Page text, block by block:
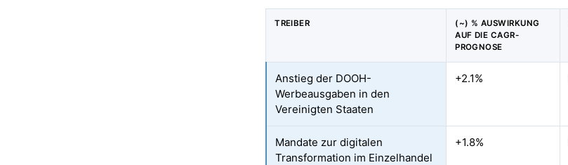
TREIBER
(~) % AUSWIRKUNG
AUF DIE CAGR-
PROGNOSE
Anstieg der DOOH-
Werbeausgaben in den
Vereinigten Staaten
+2.1%
Mandate zur digitalen
Transformation im Einzelhandel
+1.8%